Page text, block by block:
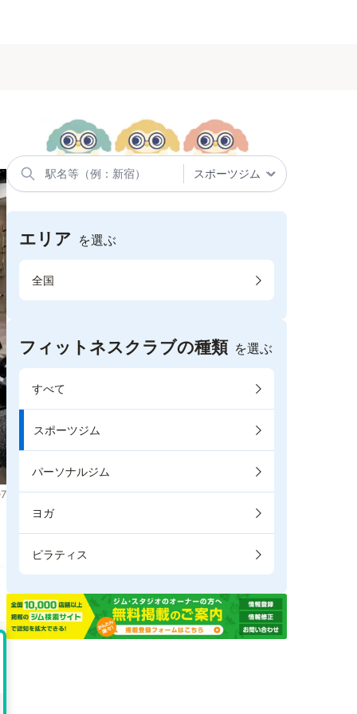
エリア を選ぶ
全国
フィットネスクラブの種類 を選ぶ
すべて
スポーツジム
パーソナルジム
ヨガ
ピラティス